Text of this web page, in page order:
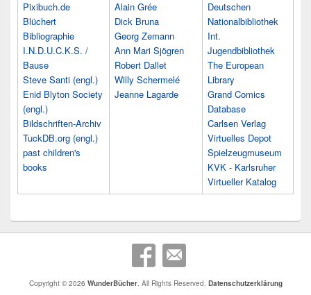
Pixibuch.de
Blüchert
Bibliographie
I.N.D.U.C.K.S. /
Bause
Steve Santi (engl.)
Enid Blyton Society
(engl.)
Bildschriften-Archiv
TuckDB.org (engl.)
past children's
books
Alain Grée
Dick Bruna
Georg Zemann
Ann Mari Sjögren
Robert Dallet
Willy Schermelé
Jeanne Lagarde
Deutschen
Nationalbibliothek
Int.
Jugendbibliothek
The European
Library
Grand Comics
Database
Carlsen Verlag
Virtuelles Depot
Spielzeugmuseum
KVK - Karlsruher
Virtueller Katalog
Copyright © 2026 WunderBücher. All Rights Reserved. Datenschutzerklärung